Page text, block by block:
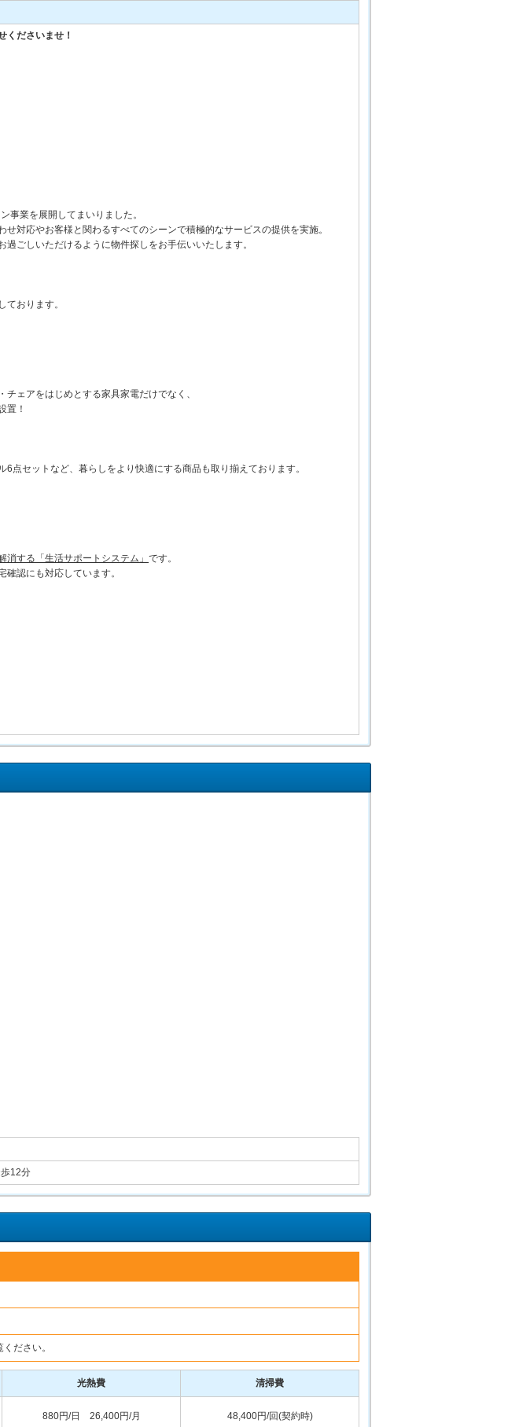
くださいませ！
事業を展開してまいりました。
対応やお客様と関わるすべてのシーンで積極的なサービスの提供を実施。
ごしいただけるように物件探しをお手伝いいたします。
おります。
ェアをはじめとする家具家電だけでなく、
置！
点セットなど、暮らしをより快適にする商品も取り揃えております。
消する「生活サポートシステム」 です。
認にも対応しています。
歩12分
ださい。
光熱費 清掃費
880円/日 26,400円/月 48,400円/回(契約時)